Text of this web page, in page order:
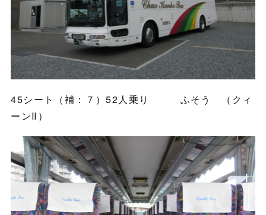
45シート（補：７）52人乗り ふそう （クィ
ーンⅡ）